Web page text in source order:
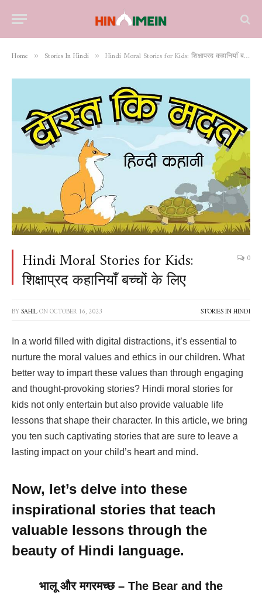
Home » Stories In Hindi » Hindi Moral Stories for Kids: शिक्षाप्रद कहानियाँ बच्चों के लिए
Hindi Moral Stories for Kids:
शिक्षाप्रद कहानियाँ बच्चों के लिए
0
BYSAHILONOCTOBER 16, 2023 STORIES IN HINDI
In a world filled with digital distractions, it’s essential to
nurture the moral values and ethics in our children. What
better way to impart these values than through engaging
and thought-provoking stories? Hindi moral stories for
kids not only entertain but also provide valuable life
lessons that shape their character. In this article, we bring
you ten such captivating stories that are sure to leave a
lasting impact on your child’s heart and mind.
Now, let’s delve into these
inspirational stories that teach
valuable lessons through the
beauty of Hindi language.
भालू और मगरमच्छ – The Bear and the